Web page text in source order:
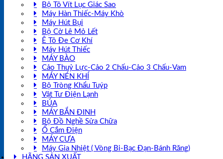
Bộ Tô Vít Lục Giác Sao
Máy Hàn Thiếc-Máy Khò
Máy Hút Bụi
Bộ Cờ Lê Mỏ Lết
Ê Tô Đe Cơ Khí
Máy Hút Thiếc
MÁY BÀO
Cảo Thuỷ Lực-Cảo 2 Chấu-Cảo 3 Chấu-Vam
MÁY NÉN KHÍ
Bộ Tròng Khẩu Tuýp
Vật Tư Điện Lạnh
BÚA
MÁY BẮN ĐINH
Bộ Đồ Nghề Sửa Chữa
Ổ Cắm Điện
MÁY CƯA
Máy Gia Nhiệt ( Vòng Bi-Bạc Đạn-Bánh Răng)
HÃNG SẢN XUẤT